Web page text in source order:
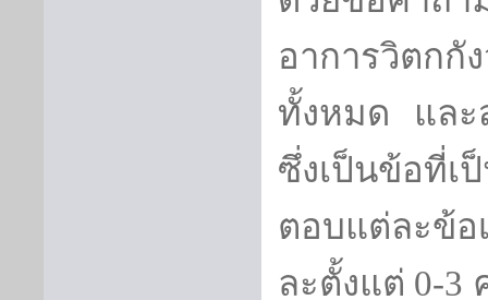
อาการวิตก
ทั้งหมด และ
ซึ่งเป็นข้อที่
ตอบแต่ละข้
ละตั้งแต่ 0-3